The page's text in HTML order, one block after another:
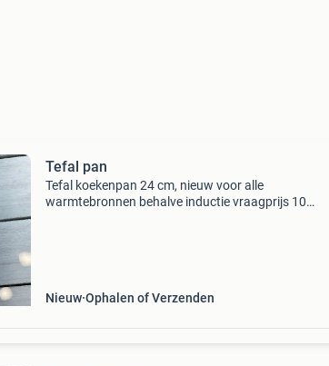
Tefal pan
Tefal koekenpan 24 cm, nieuw voor alle
warmtebronnen behalve inductie vraagprijs 10
Nieuw Ophalen of Verzenden